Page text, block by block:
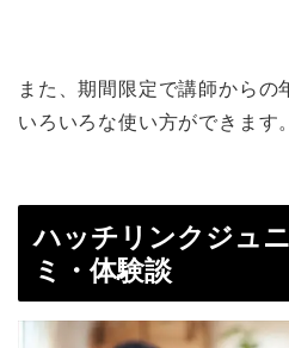
また、期間限定で講師からの
いろいろな使い方ができます。
ハッチリンクジュ
ミ・体験談